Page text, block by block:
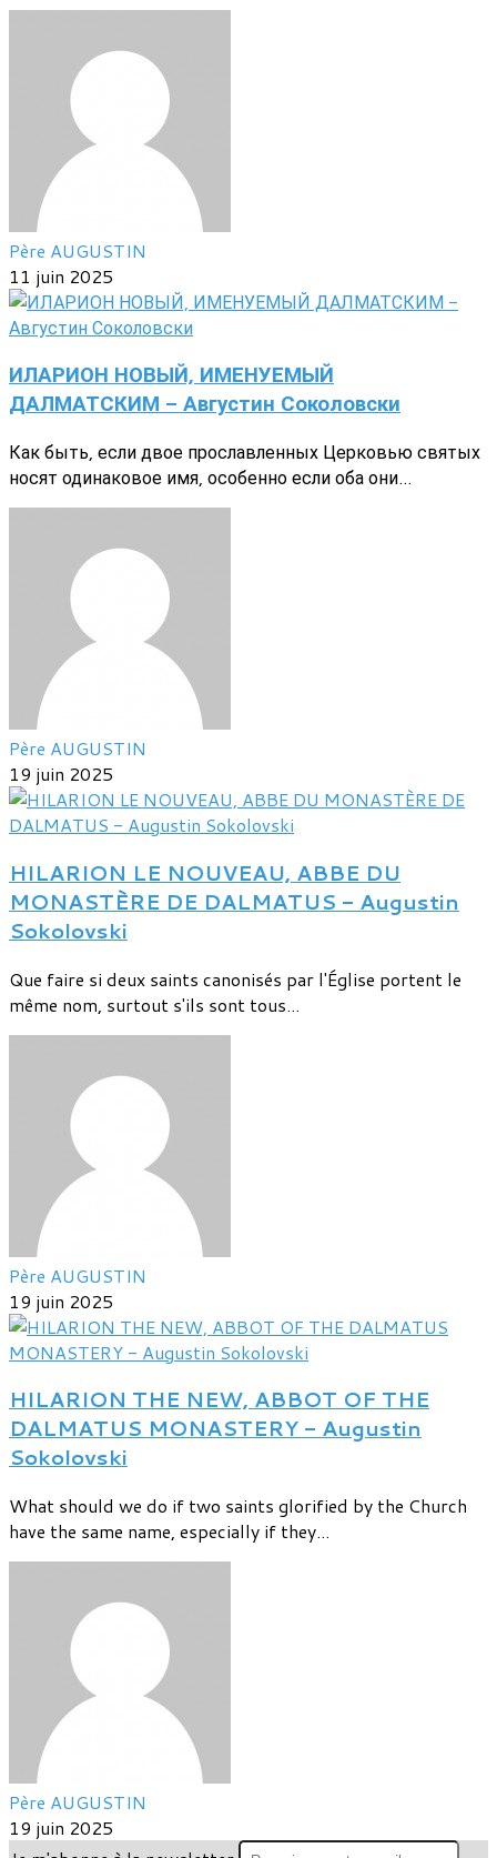
Père AUGUSTIN
11 juin 2025
ИЛАРИОН НОВЫЙ, ИМЕНУЕМЫЙ
ДАЛМАТСКИМ - Августин Соколовски
Как быть, если двое прославленных Церковью святых
носят одинаковое имя, особенно если оба они...
Père AUGUSTIN
19 juin 2025
HILARION LE NOUVEAU, ABBE DU
MONASTÈRE DE DALMATUS - Augustin
Sokolovski
Que faire si deux saints canonisés par l'Église portent le
même nom, surtout s'ils sont tous...
Père AUGUSTIN
19 juin 2025
HILARION THE NEW, ABBOT OF THE
DALMATUS MONASTERY - Augustin
Sokolovski
What should we do if two saints glorified by the Church
have the same name, especially if they...
Père AUGUSTIN
19 juin 2025